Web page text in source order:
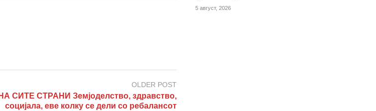
OLDER POST
СИТЕ СТРАНИ Земјоделство, здравство,
социјала, еве колку се дели со ребалансот
5 август, 2026